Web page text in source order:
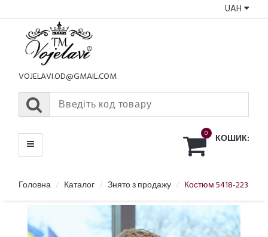
UAH
VOJELAVI.OD@GMAIL.COM
0 КОШИК:
МЕНЮ
Головна Каталог Знято з продажу Костюм 5418-223